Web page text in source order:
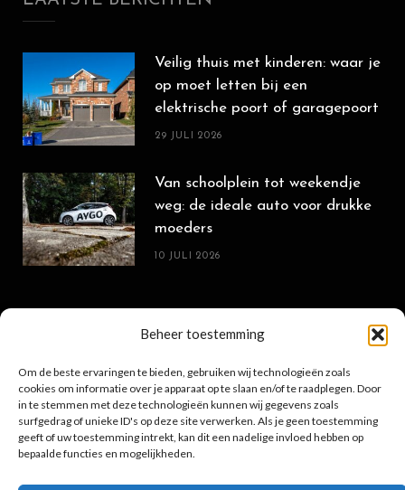
Beheer toestemming
Om de beste ervaringen te bieden, gebruiken wij technologieën zoals
cookies om informatie over je apparaat op te slaan en/of te raadplegen. Door
in te stemmen met deze technologieën kunnen wij gegevens zoals
surfgedrag of unieke ID's op deze site verwerken. Als je geen toestemming
geeft of uw toestemming intrekt, kan dit een nadelige invloed hebben op
bepaalde functies en mogelijkheden.
Veilig thuis met kinderen: waar je
op moet letten bij een
elektrische poort of garagepoort
29 JULI 2026
Van schoolplein tot weekendje
weg: de ideale auto voor drukke
moeders
10 JULI 2026
POPULAIRE BERICHTEN
Sterrenbeeld: uitgebreide
eigenschappen-horoscoop
16 MAART 2022